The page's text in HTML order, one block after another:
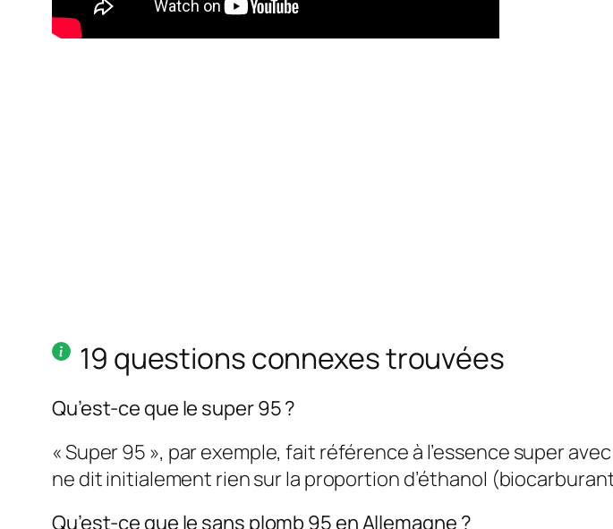
19 questions connexes trouvées
Qu’est-ce que le super 95 ?
« Super 95 », par exemple, fait référence à l’essence super
ne dit initialement rien sur la proportion d’éthanol
Qu’est-ce que le sans plomb 95 en Allemagne ?